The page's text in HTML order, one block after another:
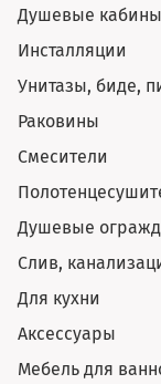
Душевые кабины
Инсталляции
Унитазы, биде,
Раковины
Смесители
Душевые
Слив,
Для кухни
Аксессуары
Мебель для